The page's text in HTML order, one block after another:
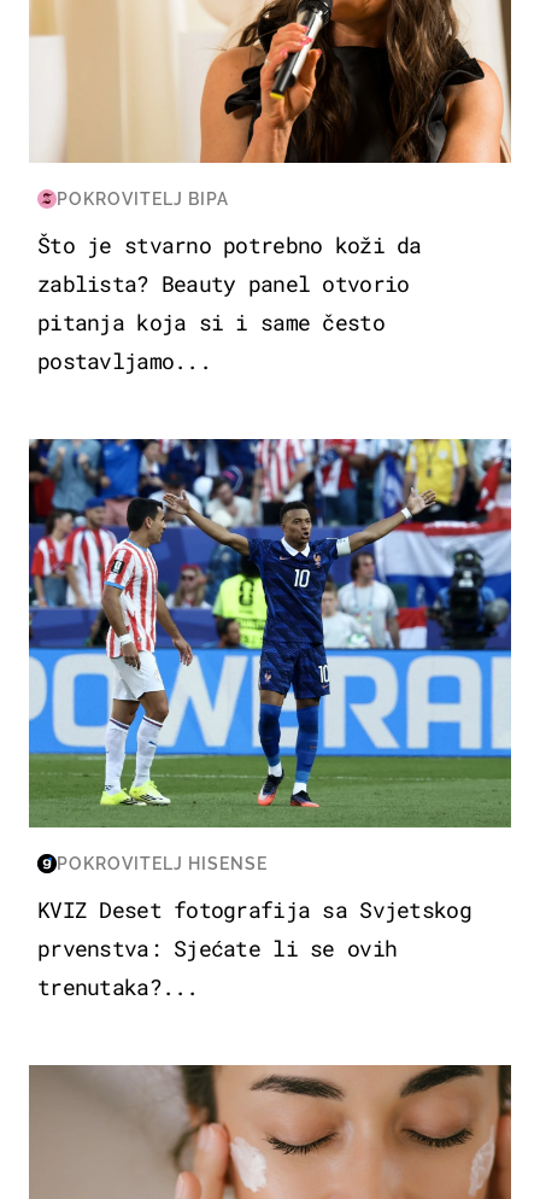
POKROVITELJ BIPA
Što je stvarno potrebno koži da
zablista? Beauty panel otvorio
pitanja koja si i same često
postavljamo...
SVJETSKO PRVENSTVO 2026
POKROVITELJ HISENSE
KVIZ Deset fotografija sa Svjetskog
prvenstva: Sjećate li se ovih
trenutaka?...
MODA & LJEPOTA